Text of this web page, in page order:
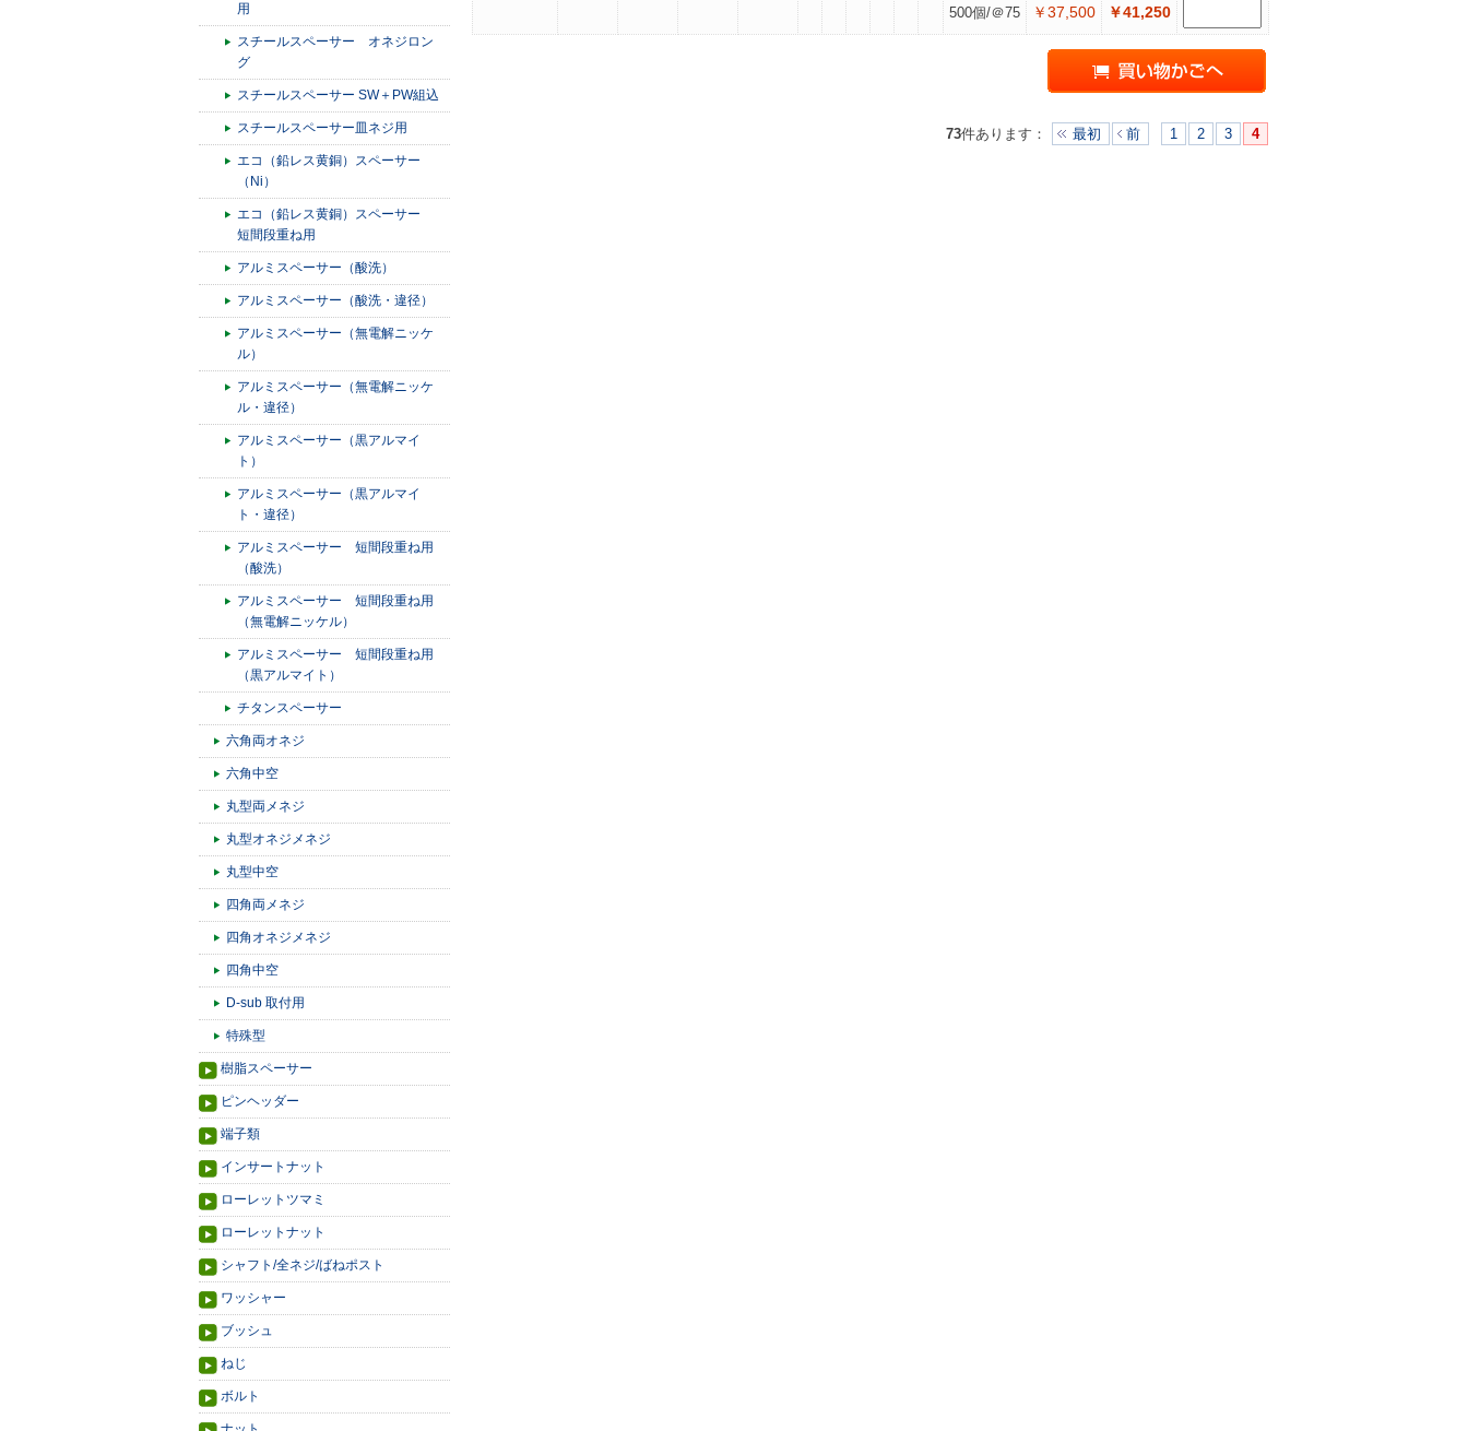
用
スチールスペーサー オネジロン
グ
スチールスペーサー SW＋PW組込
スチールスペーサー皿ネジ用
エコ（鉛レス黄銅）スペーサー
（Ni）
エコ（鉛レス黄銅）スペーサー
短間段重ね用
アルミスペーサー（酸洗）
アルミスペーサー（酸洗・違径）
アルミスペーサー（無電解ニッケ
ル）
アルミスペーサー（無電解ニッケ
ル・違径）
アルミスペーサー（黒アルマイ
ト）
アルミスペーサー（黒アルマイ
ト・違径）
アルミスペーサー 短間段重ね用
（酸洗）
アルミスペーサー 短間段重ね用
（無電解ニッケル）
アルミスペーサー 短間段重ね用
（黒アルマイト）
チタンスペーサー
六角両オネジ
六角中空
丸型両メネジ
丸型オネジメネジ
丸型中空
四角両メネジ
四角オネジメネジ
四角中空
D-sub 取付用
特殊型
樹脂スペーサー
ピンヘッダー
端子類
インサートナット
ローレットツマミ
ローレットナット
シャフト/全ネジ/ばねポスト
ワッシャー
ブッシュ
ねじ
ボルト
500個/＠75 ￥37,500 ￥41,250
73件あります ： 最初 前 1 2 3 4